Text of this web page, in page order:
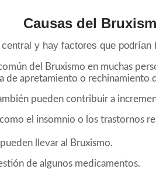
Causas del
y hay factores que podrían
del Bruxismo en muchas
de apretamiento o rechinamiento
pueden contribuir a
el insomnio o los trastornos
llevar al Bruxismo.
de algunos medicamentos.